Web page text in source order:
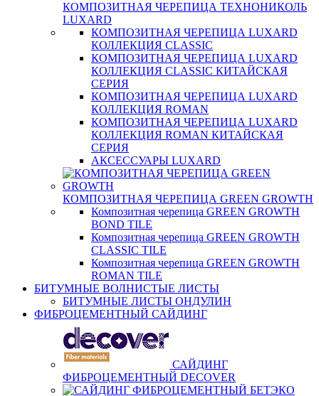
КОМПОЗИТНАЯ ЧЕРЕПИЦА ТЕХНОНИКОЛЬ
LUXARD
КОМПОЗИТНАЯ ЧЕРЕПИЦА LUXARD
КОЛЛЕКЦИЯ CLASSIC
КОМПОЗИТНАЯ ЧЕРЕПИЦА LUXARD
КОЛЛЕКЦИЯ CLASSIC КИТАЙСКАЯ
СЕРИЯ
КОМПОЗИТНАЯ ЧЕРЕПИЦА LUXARD
КОЛЛЕКЦИЯ ROMAN
КОМПОЗИТНАЯ ЧЕРЕПИЦА LUXARD
КОЛЛЕКЦИЯ ROMAN КИТАЙСКАЯ
СЕРИЯ
АКСЕССУАРЫ LUXARD
КОМПОЗИТНАЯ ЧЕРЕПИЦА GREEN GROWTH
Композитная черепица GREEN GROWTH
BOND TILE
Композитная черепица GREEN GROWTH
CLASSIC TILE
Композитная черепица GREEN GROWTH
ROMAN TILE
БИТУМНЫЕ ВОЛНИСТЫЕ ЛИСТЫ
БИТУМНЫЕ ЛИСТЫ ОНДУЛИН
ФИБРОЦЕМЕНТНЫЙ САЙДИНГ
САЙДИНГ
ФИБРОЦЕМЕНТНЫЙ DECOVER